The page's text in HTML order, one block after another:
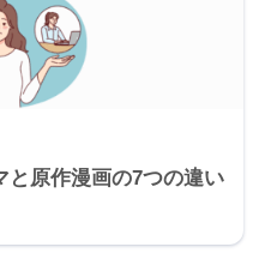
と原作漫画の7つの違い